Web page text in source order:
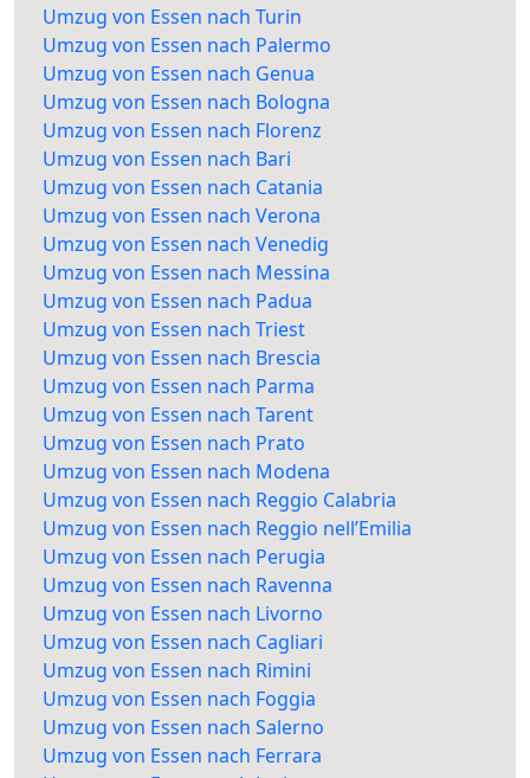
Umzug von Essen nach Turin
Umzug von Essen nach Palermo
Umzug von Essen nach Genua
Umzug von Essen nach Bologna
Umzug von Essen nach Florenz
Umzug von Essen nach Bari
Umzug von Essen nach Catania
Umzug von Essen nach Verona
Umzug von Essen nach Venedig
Umzug von Essen nach Messina
Umzug von Essen nach Padua
Umzug von Essen nach Triest
Umzug von Essen nach Brescia
Umzug von Essen nach Parma
Umzug von Essen nach Tarent
Umzug von Essen nach Prato
Umzug von Essen nach Modena
Umzug von Essen nach Reggio Calabria
Umzug von Essen nach Reggio nell’Emilia
Umzug von Essen nach Perugia
Umzug von Essen nach Ravenna
Umzug von Essen nach Livorno
Umzug von Essen nach Cagliari
Umzug von Essen nach Rimini
Umzug von Essen nach Foggia
Umzug von Essen nach Salerno
Umzug von Essen nach Ferrara